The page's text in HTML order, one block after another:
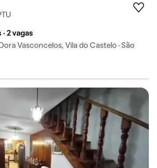
2 vagas
Vasconcelos, Vila do Castelo · São